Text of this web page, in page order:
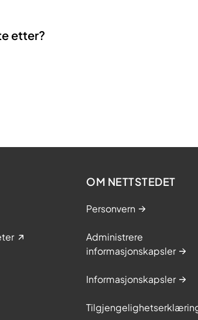
etter?
OM NETTSTEDET
Personvern
Administrere
informasjonskapsler
Informasjonskapsler